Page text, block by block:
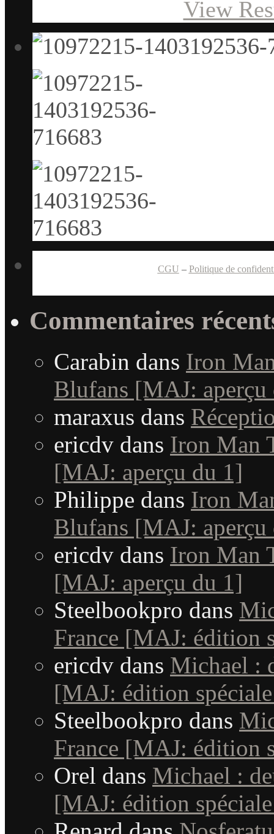
View
CGU – Politique de
Commentaires
Carabin dans Iron
Blufans [MAJ: aperçu
maraxus dans
ericdv dans Iron Man
[MAJ: aperçu du 1]
Philippe dans Iron
Blufans [MAJ: aperçu
ericdv dans Iron Man
[MAJ: aperçu du 1]
Steelbookpro dans
France [MAJ: édition
ericdv dans Michael :
[MAJ: édition
Steelbookpro dans
France [MAJ: édition
Orel dans Michael :
[MAJ: édition